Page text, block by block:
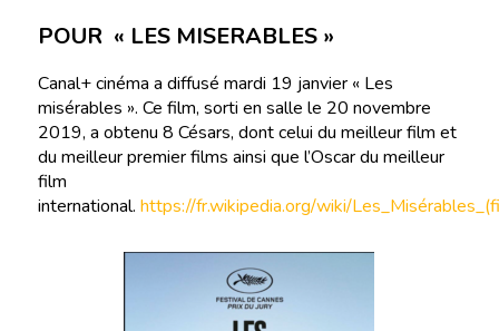
POUR « LES MISERABLES »
Canal+ cinéma a diffusé mardi 19 janvier « Les
misérables ». Ce film, sorti en salle le 20 novembre
2019, a obtenu 8 Césars, dont celui du meilleur film et
du meilleur premier films ainsi que l’Oscar du meilleur
film
international. https://fr.wikipedia.org/wiki/